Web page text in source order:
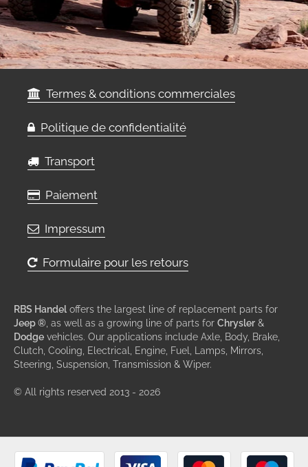
Termes & conditions commerciales
Politique de confidentialité
Transport
Paiement
Impressum
Formulaire pour les retours
RBS Handel offers the largest line of replacement parts for
Jeep ® , as well as a growing line of parts for Chrysler &
Dodge vehicles. Our applications include Axle, Body, Brake,
Clutch, Cooling, Electrical, Engine, Fuel, Lamps, Mirrors,
Steering, Suspension, Transmission & Wiper.
© All rights reserved 2013 - 2026